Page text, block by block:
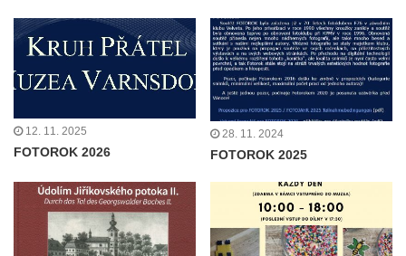
12. 11. 2025
FOTOROK 2026
28. 11. 2024
FOTOROK 2025